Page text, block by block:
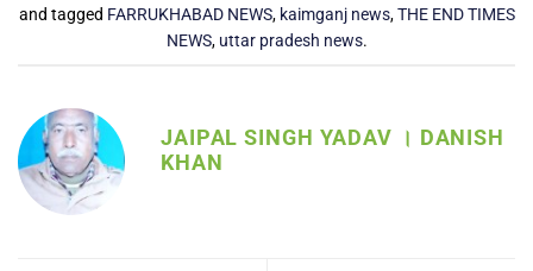
and tagged FARRUKHABAD NEWS, kaimganj news,THE END TIMES
NEWS, uttar pradesh news.
JAIPAL SINGH YADAV । DANISH
KHAN